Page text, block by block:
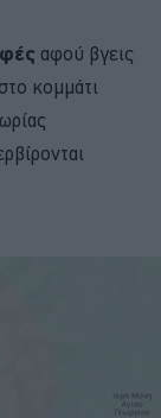
αφού βγεις
κομμάτι